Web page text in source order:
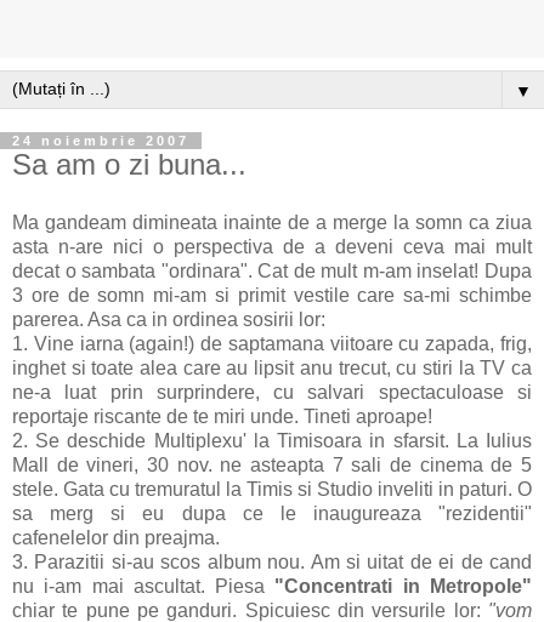
▼
24 noiembrie 2007
Sa am o zi buna...
Ma gandeam dimineata inainte de a merge la somn ca ziua
asta n-are nici o perspectiva de a deveni ceva mai mult
decat o sambata "ordinara". Cat de mult m-am inselat! Dupa
3 ore de somn mi-am si primit vestile care sa-mi schimbe
parerea. Asa ca in ordinea sosirii lor:
1. Vine iarna (again!) de saptamana viitoare cu zapada, frig,
inghet si toate alea care au lipsit anu trecut, cu stiri la TV ca
ne-a luat prin surprindere, cu salvari spectaculoase si
reportaje riscante de te miri unde. Tineti aproape!
2. Se deschide Multiplexu' la Timisoara in sfarsit. La Iulius
Mall de vineri, 30 nov. ne asteapta 7 sali de cinema de 5
stele. Gata cu tremuratul la Timis si Studio inveliti in paturi. O
sa merg si eu dupa ce le inaugureaza "rezidentii"
cafenelelor din preajma.
3. Parazitii si-au scos album nou. Am si uitat de ei de cand
nu i-am mai ascultat. Piesa "Concentrati in Metropole"
chiar te pune pe ganduri. Spicuiesc din versurile lor: "vom